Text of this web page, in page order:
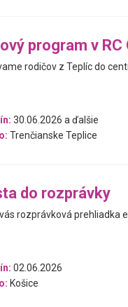
program v RC
rodičov z Teplíc do
30.06.2026 a ďalšie
Trenčianske Teplice
do rozprávky
rozprávková prehliadka
02.06.2026
Košice